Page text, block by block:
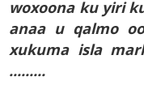
woxoona ku yiri
anaa u qalmo
xukuma isla
.........